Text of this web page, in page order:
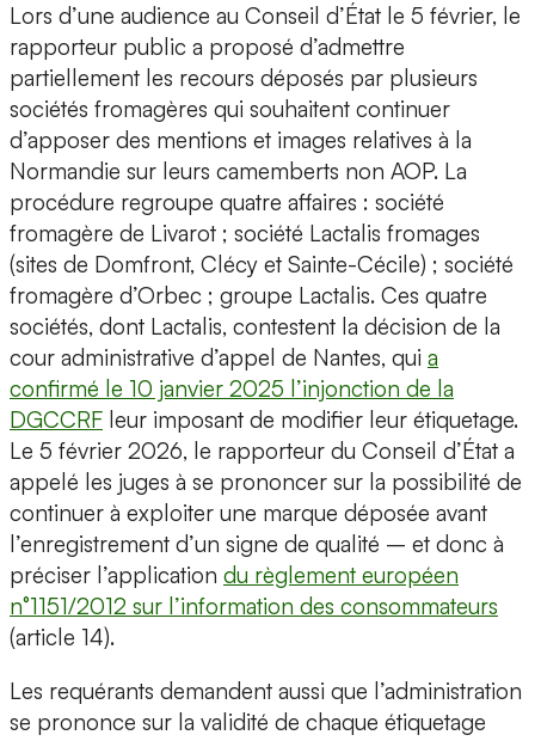
Lors d’une audience au Conseil d’État le 5 février, le
rapporteur public a proposé d’admettre
partiellement les recours déposés par plusieurs
sociétés fromagères qui souhaitent continuer
d’apposer des mentions et images relatives à la
Normandie sur leurs camemberts non AOP. La
procédure regroupe quatre affaires : société
fromagère de Livarot ; société Lactalis fromages
(sites de Domfront, Clécy et Sainte-Cécile) ; société
fromagère d’Orbec ; groupe Lactalis. Ces quatre
sociétés, dont Lactalis, contestent la décision de la
cour administrative d’appel de Nantes, qui a
confirmé le 10 janvier 2025 l’injonction de la
DGCCRF leur imposant de modifier leur étiquetage.
Le 5 février 2026, le rapporteur du Conseil d’État a
appelé les juges à se prononcer sur la possibilité de
continuer à exploiter une marque déposée avant
l’enregistrement d’un signe de qualité – et donc à
préciser l’application du règlement européen
n°1151/2012 sur l’information des consommateurs
(article 14).
Les requérants demandent aussi que l’administration
se prononce sur la validité de chaque étiquetage